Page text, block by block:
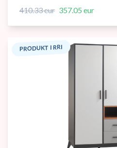
410.33 eur 357.05 eur
PRODUKT I RRI